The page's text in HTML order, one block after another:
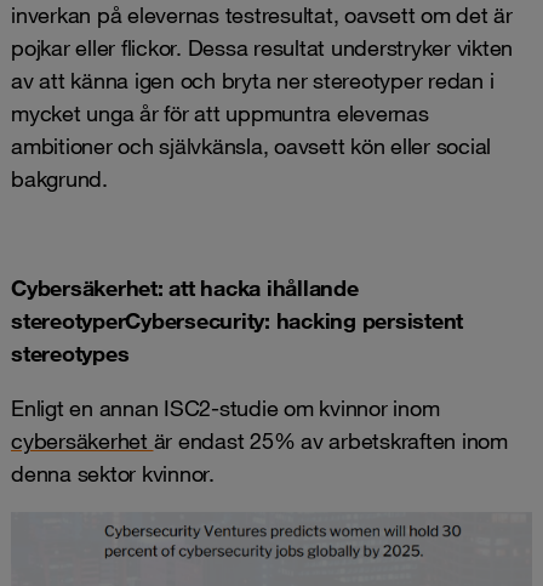
inverkan på elevernas testresultat, oavsett om det är
pojkar eller flickor. Dessa resultat understryker vikten
av att känna igen och bryta ner stereotyper redan i
mycket unga år för att uppmuntra elevernas
ambitioner och självkänsla, oavsett kön eller social
bakgrund.
Cybersäkerhet: att hacka ihållande
stereotyperCybersecurity: hacking persistent
stereotypes
Enligt en annan ISC2-studie om kvinnor inom
cybersäkerhet är endast 25% av arbetskraften inom
denna sektor kvinnor.